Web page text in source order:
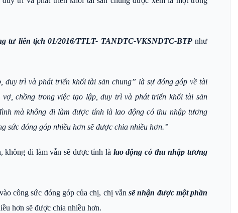
tư liên tịch 01/2016/TTLT- TANDTC-VKSNDTC-BTPnhư
duy trì và phát triển khối tài sản chung” là sự đóng góp về tài
chồng trong việc tạo lập, duy trì và phát triển khối tài sản
mà không đi làm được tính là lao động có thu nhập tương
sức đóng góp nhiều hơn sẽ được chia nhiều hơn.”
không đi làm vẫn sẽ được tính là lao động có thu nhập tương
công sức đóng góp của chị, chị vẫn sẽ nhận được một phần
hơn sẽ được chia nhiều hơn.